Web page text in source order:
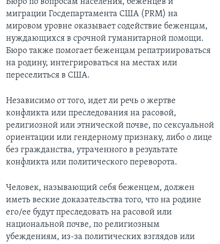
Бюро по вопросам населения, беженцев и
миграции Госдепартамента США (PRM) на
мировом уровне оказывает содействие беженцам,
нуждающихся в срочной гуманитарной помощи.
Бюро также помогает беженцам репатриироваться
на родину, интегрироваться на местах или
переселиться в США.
Независимо от того, идет ли речь о жертве
конфликта или преследования на расовой,
религиозной или этнической почве, по сексуальной
ориентации или гендерному признаку, либо о лице
без гражданства, утраченного в результате
конфликта или политического переворота.
Человек, называющий себя беженцем, должен
иметь веские доказательства того, что на родине
его/ее будут преследовать на расовой или
национальной почве, по религиозным
убеждениям, из-за политических взглядов или